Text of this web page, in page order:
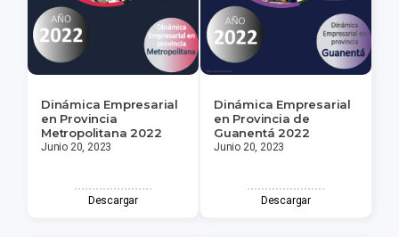
Dinámica Empresarial
en Provincia
Metropolitana 2022
Junio 20, 2023
Descargar
Dinámica Empresarial
en Provincia de
Guanentá 2022
Junio 20, 2023
Descargar